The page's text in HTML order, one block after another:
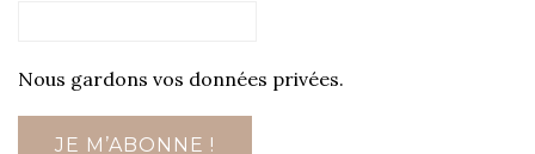
Nous gardons vos données privées.